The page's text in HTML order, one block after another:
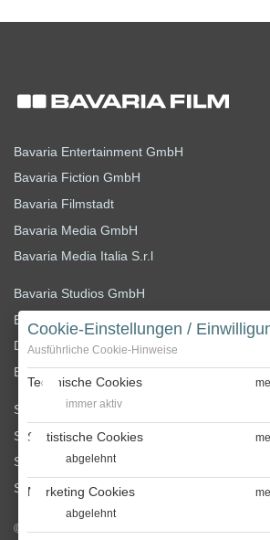
Cookie-Einstellungen /
Ausführliche Cookie-Hinweise
Technische Cookies
immer aktiv
Statistische Cookies
abgelehnt
Marketing Cookies
abgelehnt
Bavaria Entertainment GmbH
Bavaria Fiction GmbH
Bavaria Filmstadt
Bavaria Media GmbH
Bavaria Media Italia S.r.l
Bavaria Studios GmbH
Bavaria Studios Holding GmbH
D-Facto Motion GmbH
Enterprises Sonor Musik GmbH
Satel Film GmbH
Saxonia Media Filmproduktionsgesellschaft
Story House Pictures GmbH
Story House Productions GmbH
© 2026 Bavaria Film GmbH,